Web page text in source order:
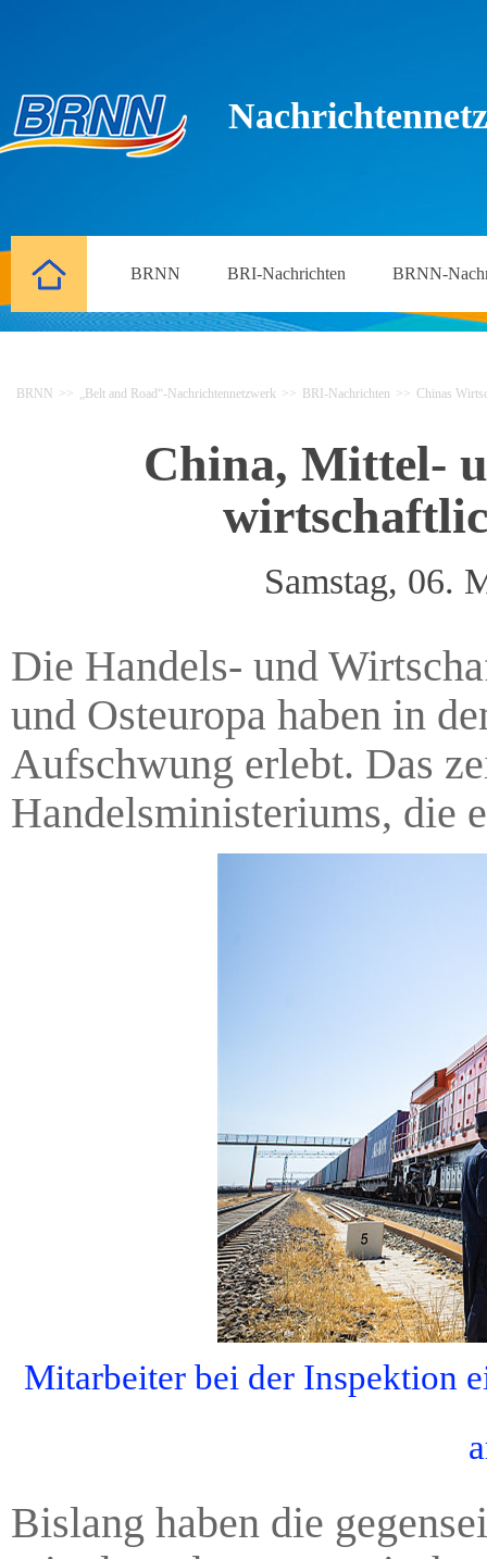
BRNN BRI-Nachrichten BRNN-
BRNN >> „Belt and Road“-Nachrichtennetzwerk >> BRI-Nachrichten >> Chinas
China, Mittel-
Samstag, 06.
Die Handels- und
und Osteuropa haben in
Aufschwung erlebt. Das
Handelsministeriums, die
Mitarbeiter bei der Inspektion
Bislang haben die